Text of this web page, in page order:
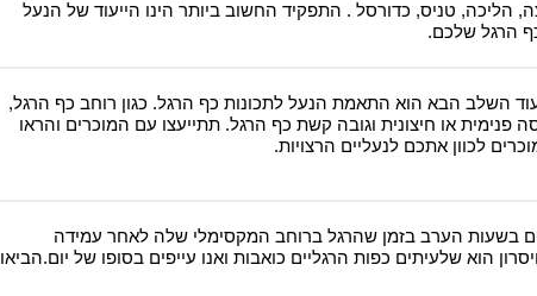
הליכה, טניס, כדורסל . התפקיד החשוב ביותר הינו הייעוד של הנעל
הרגל שלכם.
השלב הבא הוא התאמת הנעל לתכונות כף הרגל. כגון רוחב כף הרגל,
פנימית או חיצונית וגובה קשת כף הרגל. תתייעצו עם המוכרים והראו
לכוון אתכם לנעליים הרצויות.
בשעות הערב בזמן שהרגל ברוחב המקסימלי שלה לאחר עמידה
הוא שלעיתים כפות הרגליים כואבות ואנו עייפים בסופו של יום.הביאו